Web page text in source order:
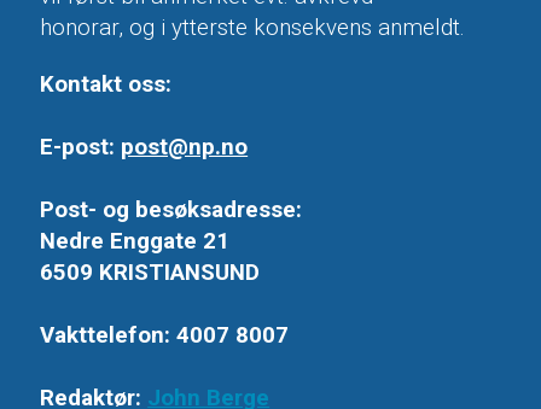
honorar, og i ytterste konsekvens anmeldt.
Kontakt oss:
E-post: post@np.no
Post- og besøksadresse:
Nedre Enggate 21
6509 KRISTIANSUND
Vakttelefon: 4007 8007
Redaktør: John Berge